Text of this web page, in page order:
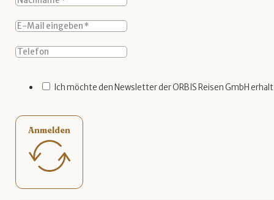
Ich möchte den Newsletter der ORBIS Reisen GmbH
Anmelden